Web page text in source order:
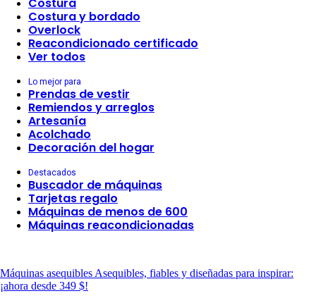
Costura y bordado
Overlock
Reacondicionado certificado
Ver todos
Lo mejor para
Prendas de vestir
Remiendos y arreglos
Artesanía
Acolchado
Decoración del hogar
Destacados
Buscador de máquinas
Tarjetas regalo
Máquinas de menos de 600
Máquinas reacondicionadas
Máquinas asequibles Asequibles, fiables y diseñadas para inspirar:
¡ahora desde 349 $!